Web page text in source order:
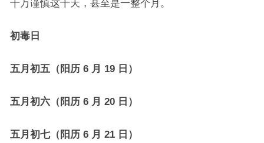
千万谨慎这十天，甚至是一整个月。
初毒日
五月初五（阳历 6 月 19 日）
五月初六（阳历 6 月 20 日）
五月初七（阳历 6 月 21 日）